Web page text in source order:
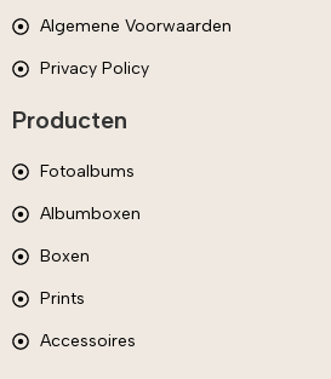
Algemene Voorwaarden
Privacy Policy
Producten
Fotoalbums
Albumboxen
Boxen
Prints
Accessoires